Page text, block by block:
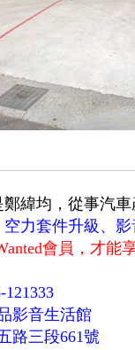
鄭緯均 ，從事汽
力套件升級、
會員，才能
121333
影音生活館
路三段661號